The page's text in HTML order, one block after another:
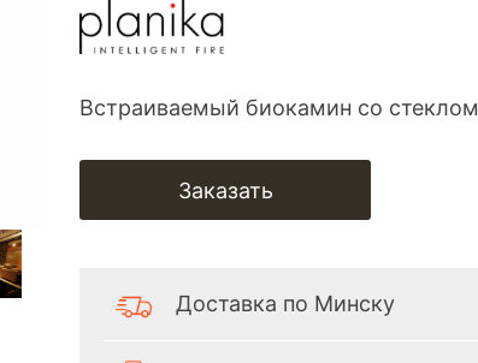
Встраиваемый биокамин со стеклом
Заказать
Доставка по Минску